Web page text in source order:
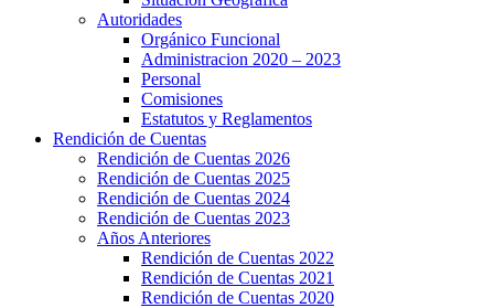
Autoridades
Orgánico Funcional
Administracion 2020 – 2023
Personal
Comisiones
Estatutos y Reglamentos
Rendición de Cuentas
Rendición de Cuentas 2026
Rendición de Cuentas 2025
Rendición de Cuentas 2024
Rendición de Cuentas 2023
Años Anteriores
Rendición de Cuentas 2022
Rendición de Cuentas 2021
Rendición de Cuentas 2020